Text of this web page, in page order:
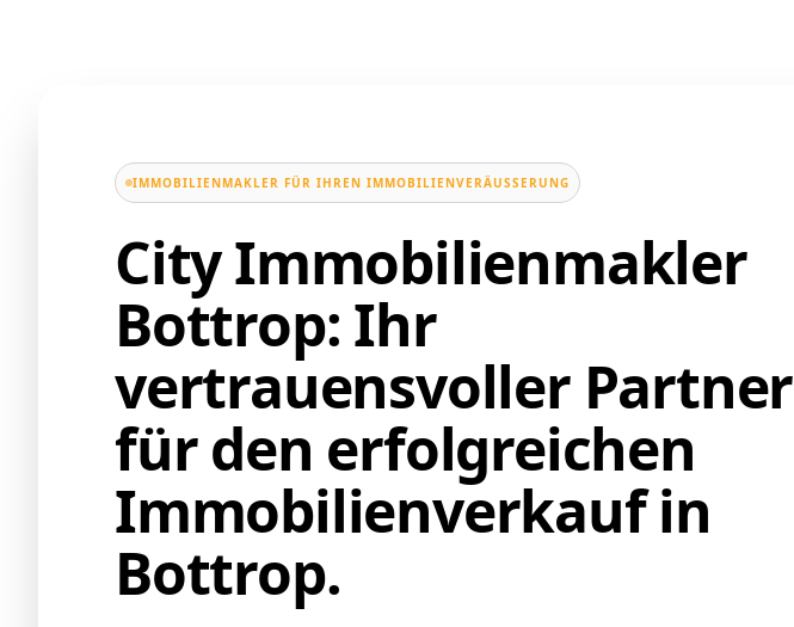
IMMOBILIENMAKLER FÜR IHREN IMMOBILIENVERÄUSSERUNG
City Immobilienmakler
Bottrop: Ihr
vertrauensvoller Partner
für den erfolgreichen
Immobilienverkauf in
Bottrop.